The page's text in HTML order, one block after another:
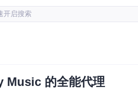
开启搜索
的全能代理